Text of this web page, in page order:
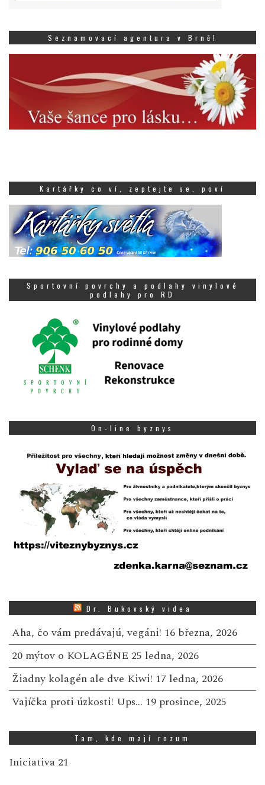
Seznamovací agentura v Brně!
Kartářky co ví, zeptejte se, poví
Sportovní povrchy a podlahy vinylové
podlahy pro RD
On-line byznys
Dr. Bukovský videa
Aha, čo vám predávajú, vegáni! 16 března, 2026
20 mýtov o KOLAGÉNE 25 ledna, 2026
Žiadny kolagén ale dve Kiwi! 17 ledna, 2026
Vajíčka proti úzkosti! Ups… 19 prosince, 2025
Tam, kde mají rozum
Iniciativa 21